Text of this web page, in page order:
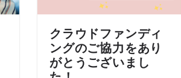
クラウドファンディ
ングのご協力をあり
がとうございまし